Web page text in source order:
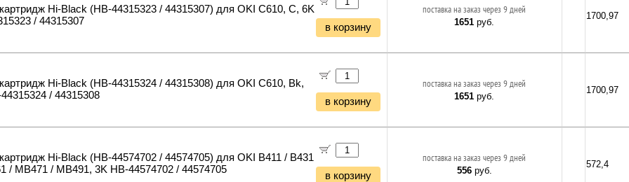
Hi-Black (HB-44315323 / 44315307) для OKI C610, C, 6K
/ 44315307
в корзину
поставка на заказ через 9 дней
1651 руб.
1700,97
Hi-Black (HB-44315324 / 44315308) для OKI C610, Bk,
/ 44315308
в корзину
поставка на заказ через 9 дней
1651 руб.
1700,97
Hi-Black (HB-44574702 / 44574705) для OKI B411 / B431
/ MB471 / MB491, 3K HB-44574702 / 44574705
в корзину
поставка на заказ через 9 дней
556руб.
572,4